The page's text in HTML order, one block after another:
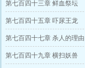
第七百四十三章 鲜血祭坛
第七百四十五章 吓尿王龙
第七百四十七章 杀人的理由
第七百四十九章 横扫妖兽